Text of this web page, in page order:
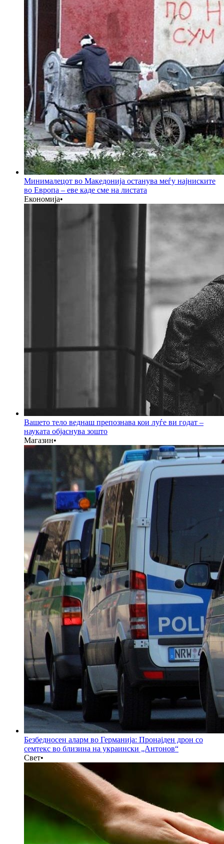
Минималецот во Македонија останува меѓу најниските
во Европа – еве каде сме на листата
Економија•
Вашето тело веднаш препознава кои луѓе ви годат –
науката објаснува зошто
Магазин•
Безбедносен аларм во Германија: Пронајден дрон со
семтекс во близина на украински „Антонов“
Свет•